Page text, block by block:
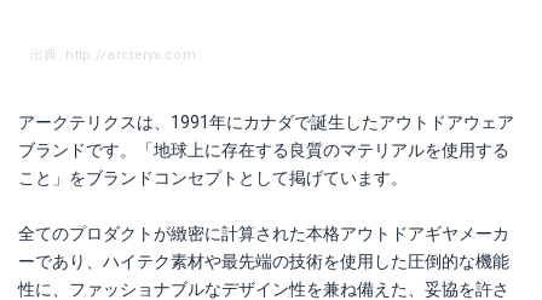
出典: http://arcteryx.com
アークテリクスは、1991年にカナダで誕生したアウトドアウェア
ブランドです。「地球上に存在する良質のマテリアルを使用する
こと」をブランドコンセプトとして掲げています。
全てのプロダクトが緻密に計算された本格アウトドアギヤメーカ
ーであり、ハイテク素材や最先端の技術を使用した圧倒的な機能
性に、ファッショナブルなデザイン性を兼ね備えた、妥協を許さ